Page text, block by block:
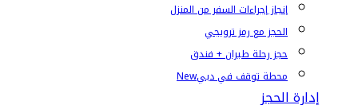
إنجاز إجراءات السفر من المنزل
الحجز مع رمز ترويجي
حجز رحلة طيران + فندق
محطة توقف في دبيNew
إدارة الحجز